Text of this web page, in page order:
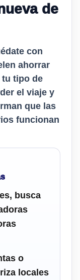
de
con
ahorrar
tipo de
el viaje y
que las
funcionan
busca
o
locales